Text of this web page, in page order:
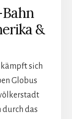
&
kämpft sich
Globus
durch das